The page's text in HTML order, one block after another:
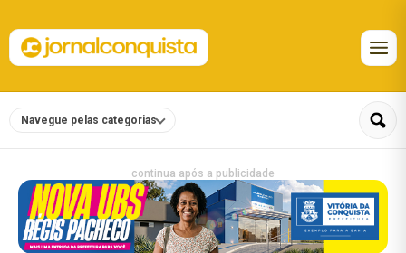
Navegue pelas categorias
continua após a publicidade